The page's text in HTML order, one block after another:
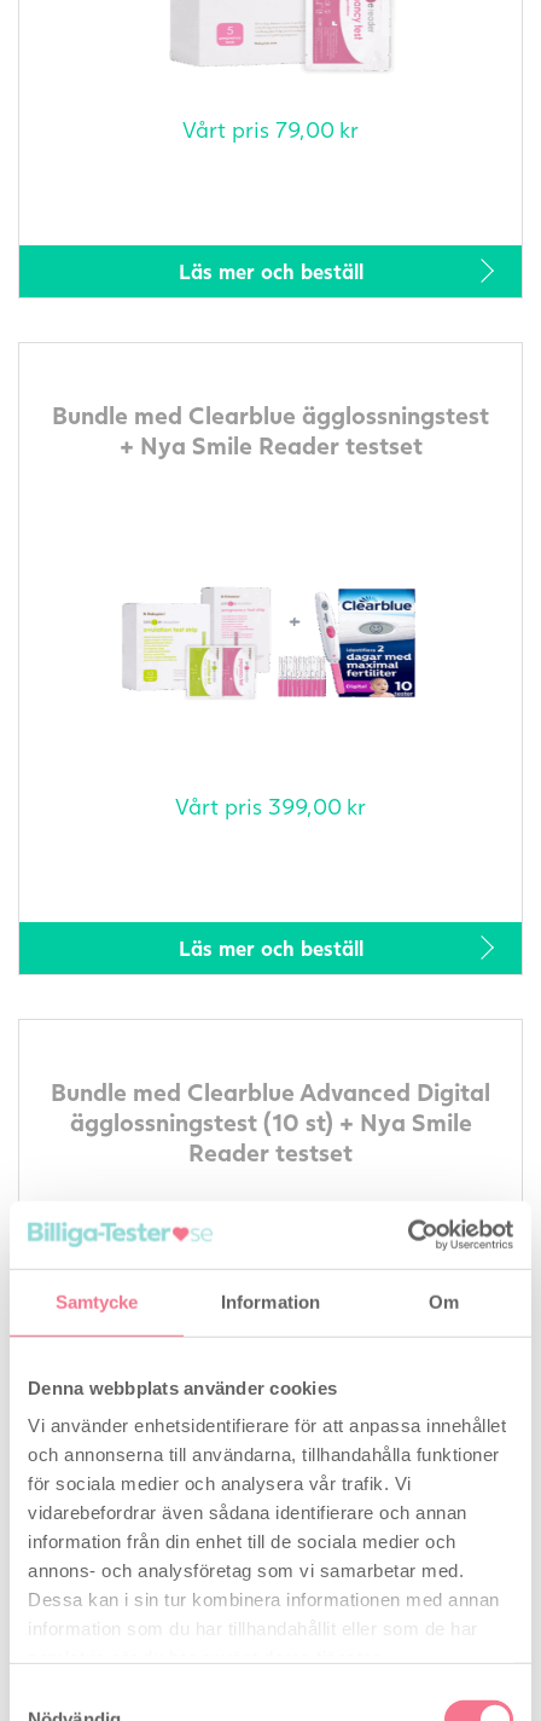
Samtycke Information Om
Denna webbplats använder cookies
Vi använder enhetsidentifierare för att anpassa innehållet
och annonserna till användarna, tillhandahålla funktioner
för sociala medier och analysera vår trafik. Vi
vidarebefordrar även sådana identifierare och annan
information från din enhet till de sociala medier och
annons- och analysföretag som vi samarbetar med.
Dessa kan i sin tur kombinera informationen med annan
information som du har tillhandahållit eller som de har
Vårt pris 79,00 kr
Läs mer och beställ
Bundle med Clearblue ägglossningstest
+ Nya Smile Reader testset
Vårt pris 399,00 kr
Läs mer och beställ
Bundle med Clearblue Advanced Digital
ägglossningstest (10 st) + Nya Smile
Reader testset
Vårt pris399,00kr